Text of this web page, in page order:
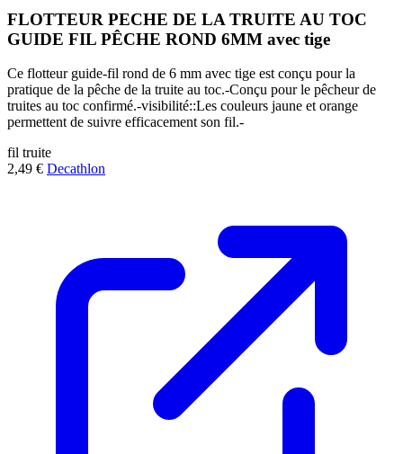
FLOTTEUR PECHE DE LA TRUITE AU TOC
GUIDE FIL PÊCHE ROND 6MM avec tige
Ce flotteur guide-fil rond de 6 mm avec tige est conçu pour la
pratique de la pêche de la truite au toc.-Conçu pour le pêcheur de
truites au toc confirmé.-visibilité::Les couleurs jaune et orange
permettent de suivre efficacement son fil.-
fil truite
2,49 € Decathlon